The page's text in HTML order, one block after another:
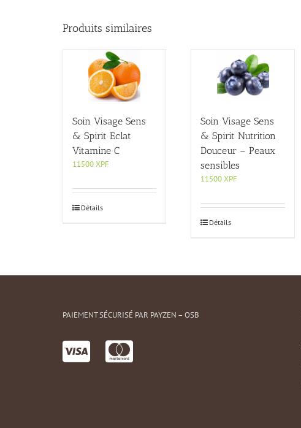
Produits similaires
Soin Visage Sens
& Spirit Eclat
Vitamine C
11500XPF
Détails
Soin Visage Sens
& Spirit Nutrition
Douceur – Peaux
sensibles
11500XPF
Détails
PAIEMENT SÉCURISÉ PAR PAYZEN – OSB